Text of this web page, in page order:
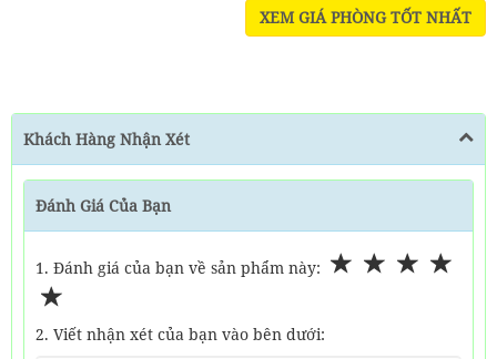
XEM GIÁ PHÒNG TỐT NHẤT
Khách Hàng Nhận Xét
Đánh Giá Của Bạn
1. Đánh giá của bạn về sản phẩm này:
2. Viết nhận xét của bạn vào bên dưới: